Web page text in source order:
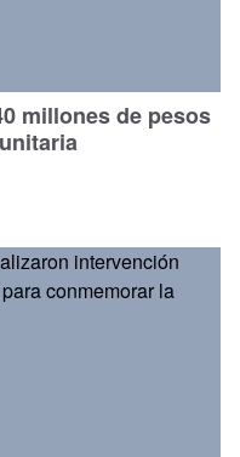
millones de pesos